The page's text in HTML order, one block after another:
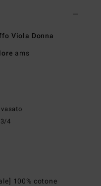
Viola Donna
ams
4
100% cotone